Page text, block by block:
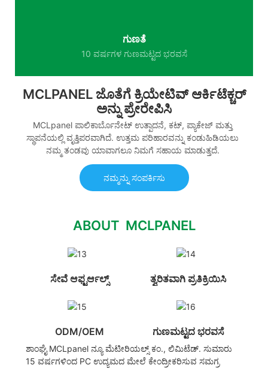
ಗುಣತೆ
10 ವರ್ಷಗಳ ಗುಣಮಟ್ಟದ ಭರವಸೆ
MCLPANEL ಜೊತೆಗೆ ಕ್ರಿಯೇಟಿವ್ ಆರ್ಕಿಟೆಕ್ಚರ್
ಅನ್ನು ಪ್ರೇರೇಪಿಸಿ
MCLpanel ಪಾಲಿಕಾರ್ಬೊನೇಟ್ ಉತ್ಪಾದನೆ, ಕಟ್, ಪ್ಯಾಕೇಜ್ ಮತ್ತು
ಸ್ಥಾಪನೆಯಲ್ಲಿ ವೃತ್ತಿಪರವಾಗಿದೆ. ಉತ್ತಮ ಪರಿಹಾರವನ್ನು ಕಂಡುಹಿಡಿಯಲು
ನಮ್ಮ ತಂಡವು ಯಾವಾಗಲೂ ನಿಮಗೆ ಸಹಾಯ ಮಾಡುತ್ತದೆ.
ನಮ್ಮನ್ನು ಸಂಪರ್ಕಿಸು
ABOUT MCLPANEL
ಸೇವೆ ಆಫ್ಟರ್ಆಲ್ಸ್ ತ್ವರಿತವಾಗಿ ಪ್ರತಿಕ್ರಿಯಿಸಿ
ODM/OEM ಗುಣಮಟ್ಟದ ಭರವಸೆ
ಶಾಂಘೈ MCLpanel ನ್ಯೂ ಮೆಟೀರಿಯಲ್ಸ್ ಕಂ., ಲಿಮಿಟೆಡ್. ಸುಮಾರು
15 ವರ್ಷಗಳಿಂದ PC ಉದ್ಯಮದ ಮೇಲೆ ಕೇಂದ್ರೀಕರಿಸುವ ಸಮಗ್ರ